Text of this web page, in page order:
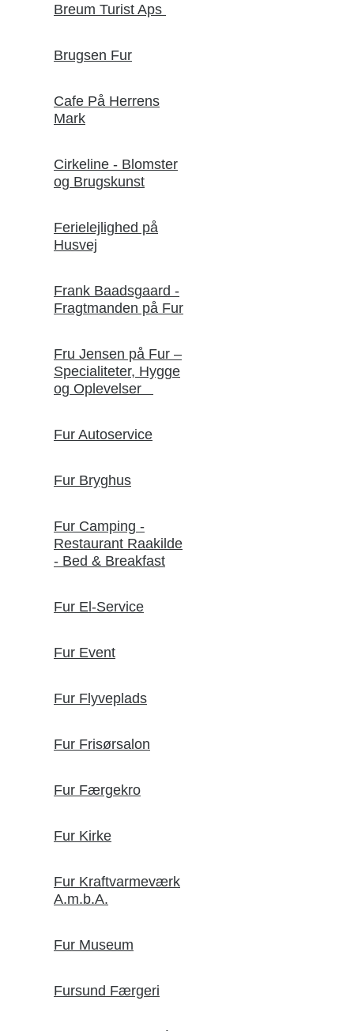
Breum Turist Aps
Brugsen Fur
Cafe På Herrens
Mark
Cirkeline - Blomster
og Brugskunst
Ferielejlighed på
Husvej
Frank Baadsgaard -
Fragtmanden på Fur
Fru Jensen på Fur –
Specialiteter, Hygge
og Oplevelser
Fur Autoservice
Fur Bryghus
Fur Camping -
Restaurant Raakilde
- Bed & Breakfast
Fur El-Service
Fur Event
Fur Flyveplads
Fur Frisørsalon
Fur Færgekro
Fur Kirke
Fur Kraftvarmeværk
A.m.b.A.
Fur Museum
Fursund Færgeri